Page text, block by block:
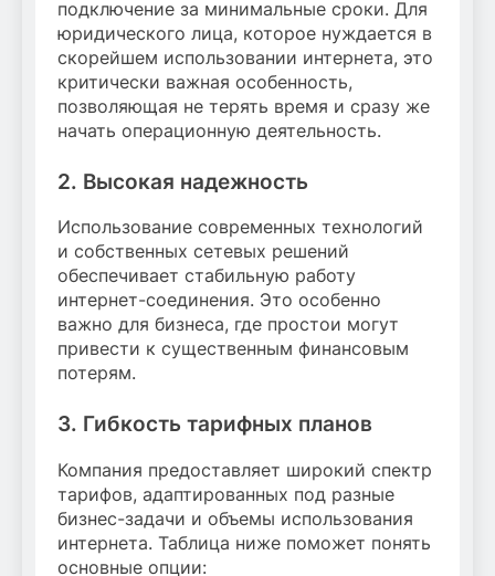
подключение за минимальные сроки. Для
юридического лица, которое нуждается в
скорейшем использовании интернета, это
критически важная особенность,
позволяющая не терять время и сразу же
начать операционную деятельность.
2. Высокая надежность
Использование современных технологий
и собственных сетевых решений
обеспечивает стабильную работу
интернет-соединения. Это особенно
важно для бизнеса, где простои могут
привести к существенным финансовым
потерям.
3. Гибкость тарифных планов
Компания предоставляет широкий спектр
тарифов, адаптированных под разные
бизнес-задачи и объемы использования
интернета. Таблица ниже поможет понять
основные опции: